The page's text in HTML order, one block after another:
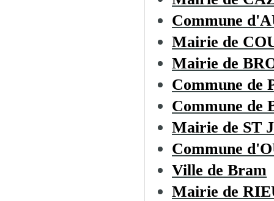
Commune
Mairie de
Mairie de
Commune de
Commune de
Mairie de ST
Commune
Ville de Bram
Mairie de